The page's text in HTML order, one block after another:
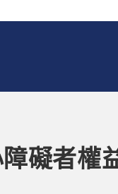
礙者權